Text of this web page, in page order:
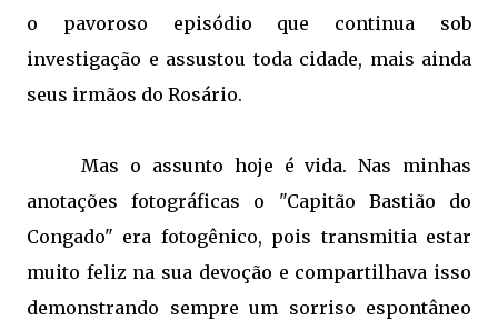
o pavoroso episódio que continua sob
investigação e assustou toda cidade, mais ainda
seus irmãos do Rosário.
Mas o assunto hoje é vida. Nas minhas
anotações fotográficas o "Capitão Bastião do
Congado" era fotogênico, pois transmitia estar
muito feliz na sua devoção e compartilhava isso
demonstrando sempre um sorriso espontâneo